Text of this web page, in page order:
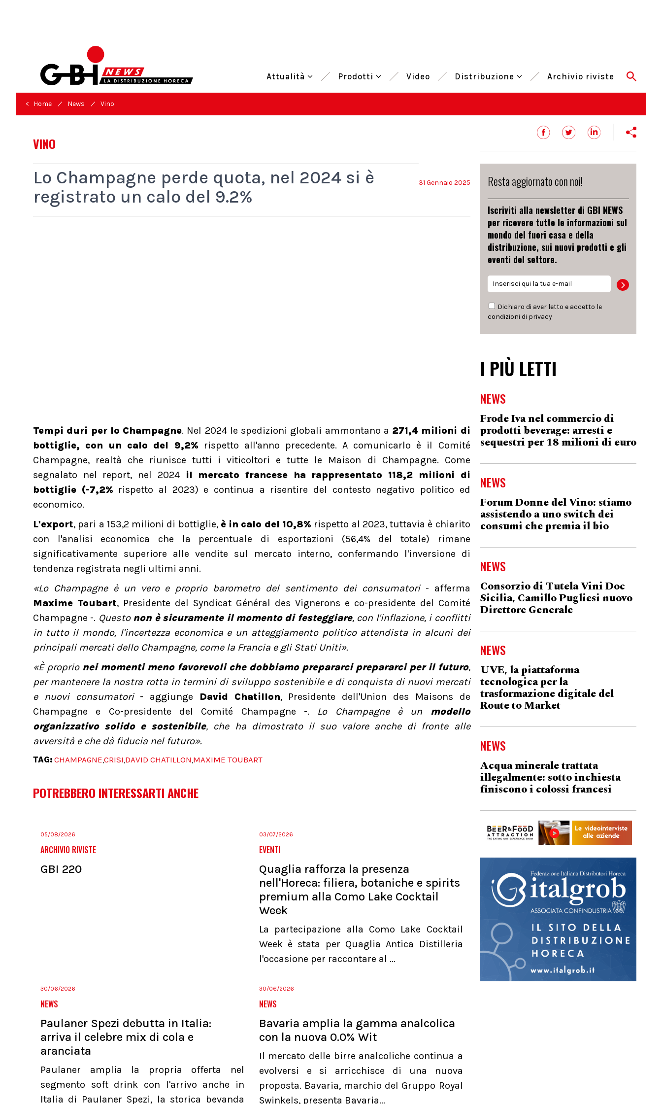
Attualità Prodotti Video Distribuzione Archivio riviste
< Home / News / Vino
VINO
31 Gennaio 2025
Lo Champagne perde quota, nel 2024 si è
registrato un calo del 9.2%
Tempi duri per lo Champagne. Nel 2024 le spedizioni globali ammontano a 271,4 milioni di
bottiglie, con un calo del 9,2% rispetto all'anno precedente. A comunicarlo è il Comité
Champagne, realtà che riunisce tutti i viticoltori e tutte le Maison di Champagne. Come
segnalato nel report, nel 2024
il mercato francese ha rappresentato 118,2 milioni di
bottiglie (-7,2% rispetto al 2023) e continua a risentire del contesto negativo politico ed
economico.
L'export, pari a 153,2 milioni di bottiglie, è in calo del 10,8% rispetto al 2023, tuttavia è chiarito
con l'analisi economica che la percentuale di esportazioni (56,4% del totale) rimane
significativamente superiore alle vendite sul mercato interno, confermando l'inversione di
tendenza registrata negli ultimi anni.
«Lo Champagne è un vero e proprio barometro del sentimento dei consumatori - afferma
Maxime Toubart, Presidente del Syndicat Général des Vignerons e co-presidente del Comité
Champagne -. Questo non è sicuramente il momento di festeggiare, con l'inflazione, i conflitti
in tutto il mondo, l'incertezza economica e un atteggiamento politico attendista in alcuni dei
principali mercati dello Champagne, come la Francia e gli Stati Uniti».
«È proprio nei momenti meno favorevoli che dobbiamo prepararci prepararci per il futuro,
per mantenere la nostra rotta in termini di sviluppo sostenibile e di conquista di nuovi mercati
e nuovi consumatori- aggiunge David Chatillon, Presidente dell'Union des Maisons de
Champagne e Co-presidente del Comité Champagne -. Lo Champagne è un modello
organizzativo solido e sostenibile, che ha dimostrato il suo valore anche di fronte alle
avversità e che dà fiducia nel futuro».
TAG: CHAMPAGNE,CRISI,DAVID CHATILLON,MAXIME TOUBART
POTREBBERO INTERESSARTI ANCHE
05/08/2026
ARCHIVIO RIVISTE
GBI 220
03/07/2026
EVENTI
Quaglia rafforza la presenza
nell'Horeca: filiera, botaniche e spirits
premium alla Como Lake Cocktail
Week
La partecipazione alla Como Lake Cocktail
Week è stata per Quaglia Antica Distilleria
l'occasione per raccontare al ...
30/06/2026
NEWS
Paulaner Spezi debutta in Italia:
arriva il celebre mix di cola e
aranciata
Paulaner amplia la propria offerta nel
segmento soft drink con l'arrivo anche in
Italia di Paulaner Spezi, la storica bevanda
30/06/2026
NEWS
Bavaria amplia la gamma analcolica
con la nuova 0.0% Wit
Il mercato delle birre analcoliche continua a
evolversi e si arricchisce di una nuova
proposta. Bavaria, marchio del Gruppo Royal
Swinkels, presenta Bavaria...
Resta aggiornato con noi!
Iscriviti alla newsletter di GBI NEWS
per ricevere tutte le informazioni sul
mondo del fuori casa e della
distribuzione, sui nuovi prodotti e gli
eventi del settore.
Dichiaro di aver letto e accetto le
condizioni di privacy
I PIÙ LETTI
NEWS
Frode Iva nel commercio di
prodotti beverage: arresti e
sequestri per 18 milioni di euro
NEWS
Forum Donne del Vino: stiamo
assistendo a uno switch dei
consumi che premia il bio
NEWS
Consorzio di Tutela Vini Doc
Sicilia, Camillo Pugliesi nuovo
Direttore Generale
NEWS
UVE, la piattaforma
tecnologica per la
trasformazione digitale del
Route to Market
NEWS
Acqua minerale trattata
illegalmente: sotto inchiesta
finiscono i colossi francesi